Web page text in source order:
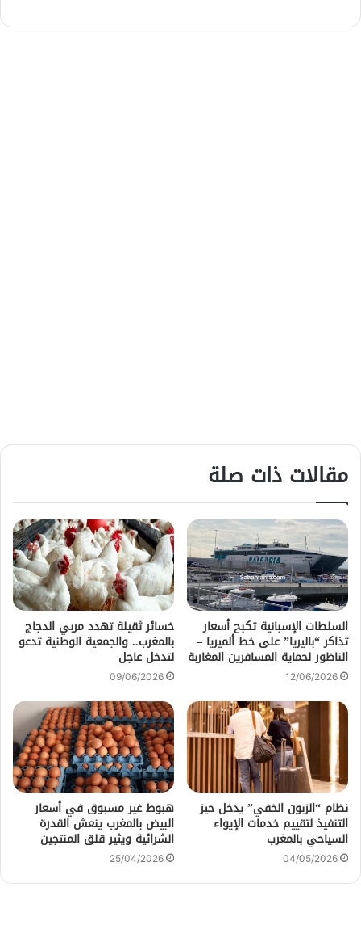
مقالات ذات صلة
السلطات الإسبانية تكبح أسعار
تذاكر “باليريا” على خط ألميريا –
الناظور لحماية المسافرين المغاربة
12/06/2026
خسائر ثقيلة تهدد مربي الدجاج
بالمغرب.. والجمعية الوطنية تدعو
لتدخل عاجل
09/06/2026
نظام “الزبون الخفي” يدخل حيز
التنفيذ لتقييم خدمات الإيواء
السياحي بالمغرب
04/05/2026
هبوط غير مسبوق في أسعار
البيض بالمغرب ينعش القدرة
الشرائية ويثير قلق المنتجين
25/04/2026